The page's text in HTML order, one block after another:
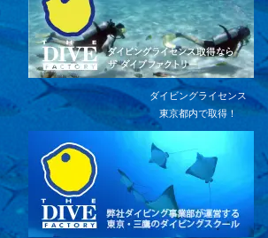
ダイビングライセンス
東京都内で取得！